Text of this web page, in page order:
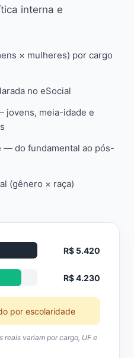
interna e
× mulheres) por cargo
no eSocial
jovens, meia-idade e
— do fundamental ao pós-
(gênero × raça)
R$ 5.420
R$ 4.230
por escolaridade
reais variam por cargo, UF e